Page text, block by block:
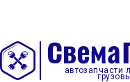
автозапчасти